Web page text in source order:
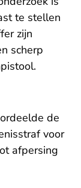
te stellen
zijn
scherp
de
voor
afpersing